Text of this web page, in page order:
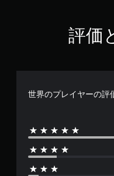
評価
世界のプレイヤーの評